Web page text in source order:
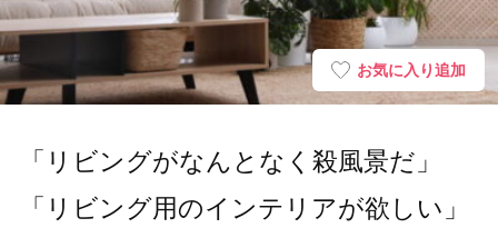
お気に入り追加
「リビングがなんとなく殺風景だ」
「リビング用のインテリアが欲しい」